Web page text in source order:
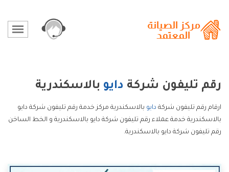
رقم تليفون شركة دايو بالاسكندرية
ارقام رقم تليفون شركة دايو بالاسكندرية مركز خدمة رقم تليفون شركة دايو
بالاسكندرية خدمة عملاء رقم تليفون شركة دايو بالاسكندرية و الخط الساخن
رقم تليفون شركة دايو بالاسكندرية.